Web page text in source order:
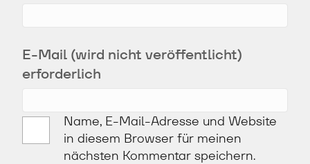
E-Mail (wird nicht veröffentlicht)
erforderlich
Name, E-Mail-Adresse und Website
in diesem Browser für meinen
nächsten Kommentar speichern.